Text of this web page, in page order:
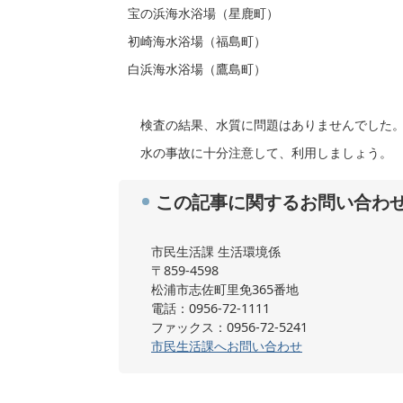
宝の浜海水浴場（星鹿町）
初崎海水浴場（福島町）
白浜海水浴場（鷹島町）
検査の結果、水質に問題はありませんでした。
水の事故に十分注意して、利用しましょう。
この記事に関するお問い合わ
市民生活課 生活環境係
〒859-4598
松浦市志佐町里免365番地
電話：0956-72-1111
ファックス：0956-72-5241
市民生活課へお問い合わせ